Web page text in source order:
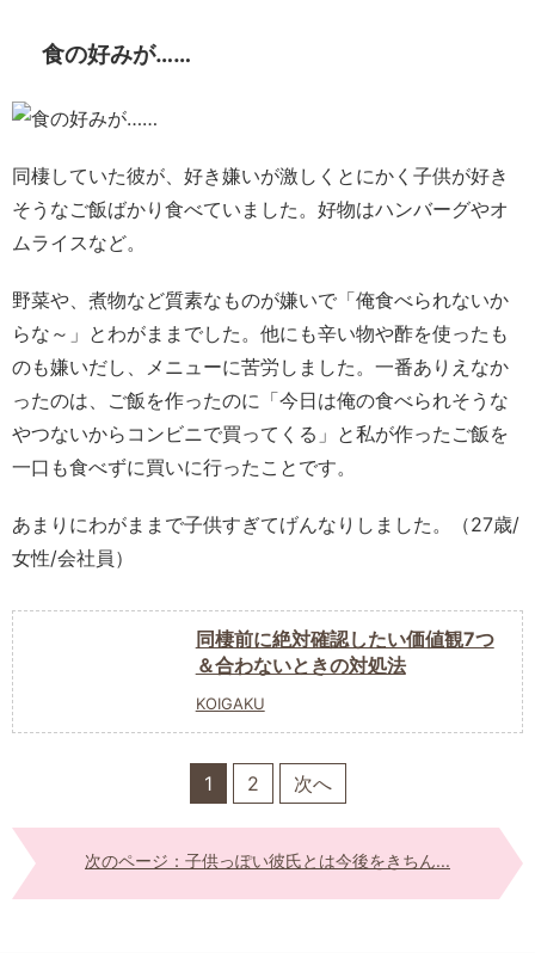
食の好みが……
同棲していた彼が、好き嫌いが激しくとにかく子供が好き
そうなご飯ばかり食べていました。好物はハンバーグやオ
ムライスなど。
野菜や、煮物など質素なものが嫌いで「俺食べられないか
らな～」とわがままでした。他にも辛い物や酢を使ったも
のも嫌いだし、メニューに苦労しました。一番ありえなか
ったのは、ご飯を作ったのに「今日は俺の食べられそうな
やつないからコンビニで買ってくる」と私が作ったご飯を
一口も食べずに買いに行ったことです。
あまりにわがままで子供すぎてげんなりしました。（27歳/
女性/会社員）
同棲前に絶対確認したい価値観7つ
＆合わないときの対処法
KOIGAKU
1 2 次へ
次のページ：子供っぽい彼氏とは今後をきちん...